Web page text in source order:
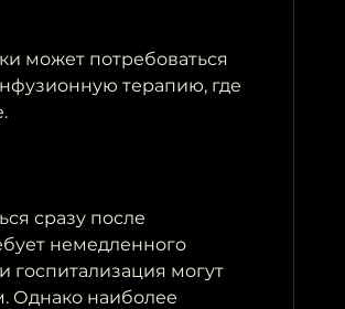
может потребоваться
терапию, где
сразу после
немедленного
госпитализация могут
Однако наиболее